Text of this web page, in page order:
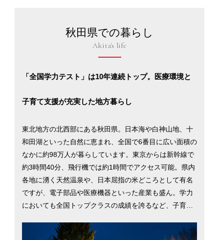
秋田県での暮らし
Akita's life
「全国学力テスト」は10年連続トップ。医療環境と
子育て支援が充実した地方暮らし
東北地方の北西部にある秋田県。日本海や白神山地、十
和田湖といった自然に恵まれ、全国で6番目に広い面積の
なかに約98万人が暮らしています。東京からは新幹線で
約3時間40分、飛行機では約1時間でアクセス可能。県内
各地に湧く天然温泉や、日本屈指の米どころとして有名
ですが、電子部品や医療機器といった産業も盛ん。学力
においても全国トップクラスの成績を誇るなど、子育て
価が低いため、新鮮でおいしい県内産の米。海・山の幸